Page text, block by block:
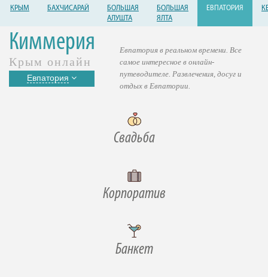
КРЫМ БАХЧИСАРАЙ
БОЛЬШАЯ
АЛУШТА
БОЛЬШАЯ
ЯЛТА
ЕВПАТОРИЯ
Киммерия
Крым онлайн
Евпатория
Свадьба
Корпоратив
Банкет
Евпатория в реальном времени. Все
самое интересное в онлайн-
путеводителе. Развлечения, досуг и
отдых в Евпатории.